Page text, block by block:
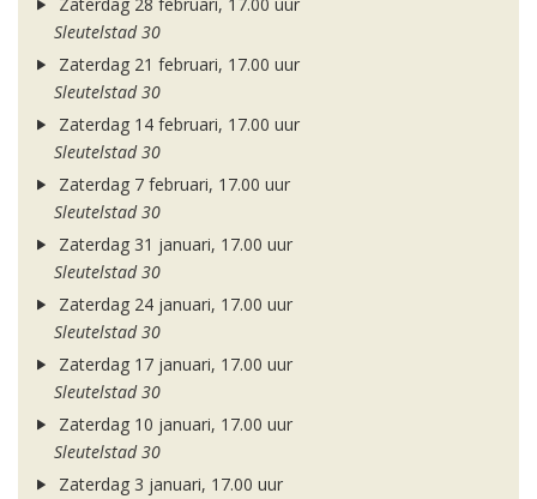
Zaterdag 28 februari, 17.00 uur
Sleutelstad 30
Zaterdag 21 februari, 17.00 uur
Sleutelstad 30
Zaterdag 14 februari, 17.00 uur
Sleutelstad 30
Zaterdag 7 februari, 17.00 uur
Sleutelstad 30
Zaterdag 31 januari, 17.00 uur
Sleutelstad 30
Zaterdag 24 januari, 17.00 uur
Sleutelstad 30
Zaterdag 17 januari, 17.00 uur
Sleutelstad 30
Zaterdag 10 januari, 17.00 uur
Sleutelstad 30
Zaterdag 3 januari, 17.00 uur